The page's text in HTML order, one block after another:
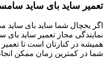
تعمیر ساید بای ساید
اگر یخچال شما ساید بای
شما در کمترین زمان ممکن